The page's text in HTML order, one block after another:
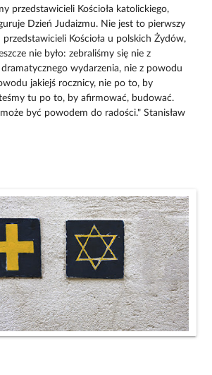
przedstawicieli Kościoła katolickiego,
Dzień Judaizmu. Nie jest to pierwszy
Kościoła u polskich Żydów,
nie było: zebraliśmy się nie z
wydarzenia, nie z powodu
jakiejś rocznicy, nie po to, by
tu po to, by afirmować, budować.
być powodem do radości." Stanisław